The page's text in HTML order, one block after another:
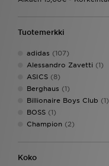
Tuotemerkki
adidas (107)
Alessandro Zavetti (1)
ASICS (8)
Berghaus (1)
Billionaire Boys Club (1)
BOSS (1)
Champion (2)
Emporio Armani EA7
Koko